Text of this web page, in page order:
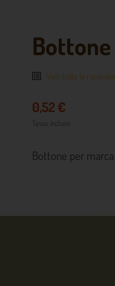
Vedi tutte le
0,52 €
Tasse incluse
Bottone per